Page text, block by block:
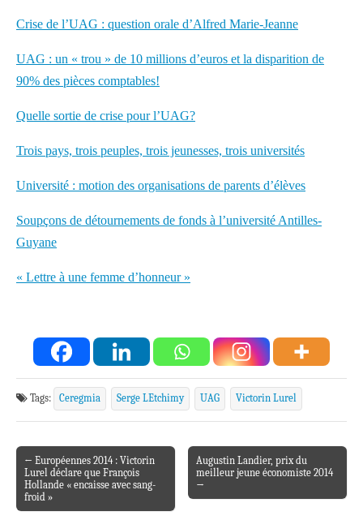
Crise de l’UAG : question orale d’Alfred Marie-Jeanne
UAG : un « trou » de 10 millions d’euros et la disparition de
90% des pièces comptables!
Quelle sortie de crise pour l’UAG?
Trois pays, trois peuples, trois jeunesses, trois universités
Université : motion des organisations de parents d’élèves
Soupçons de détournements de fonds à l’université Antilles-
Guyane
« Lettre à une femme d’honneur »
Tags: Ceregmia Serge LEtchimy UAG Victorin Lurel
Post navigation
← Européennes 2014 : Victorin
Lurel déclare que François
Hollande « encaisse avec sang-
froid »
Augustin Landier, prix du
meilleur jeune économiste 2014
→